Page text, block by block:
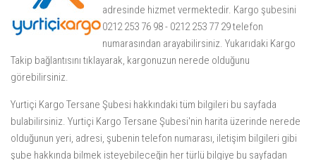
adresinde hizmet vermektedir. Kargo şubesini
0212 253 76 98 - 0212 253 77 29 telefon
numarasından arayabilirsiniz. Yukarıdaki Kargo
Takip bağlantısını tıklayarak, kargonuzun nerede olduğunu
görebilirsiniz.
Yurtiçi Kargo Tersane Şubesi hakkındaki tüm bilgileri bu sayfada
bulabilirsiniz. Yurtiçi Kargo Tersane Şubesi'nin harita üzerinde nerede
olduğunun yeri, adresi, şubenin telefon numarası, iletişim bilgileri gibi
şube hakkında bilmek isteyebileceğin her türlü bilgiye bu sayfadan